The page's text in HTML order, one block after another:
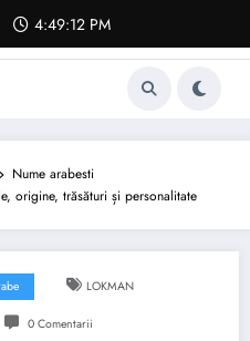
4:49:12 PM
Nume arabesti
origine, trăsături și personalitate
LOKMAN
0 Comentarii